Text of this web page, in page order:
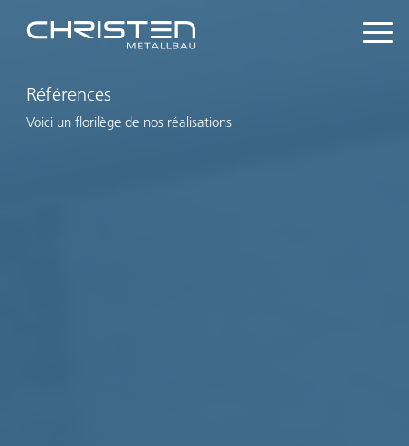
Références
Voici un florilège de nos réalisations